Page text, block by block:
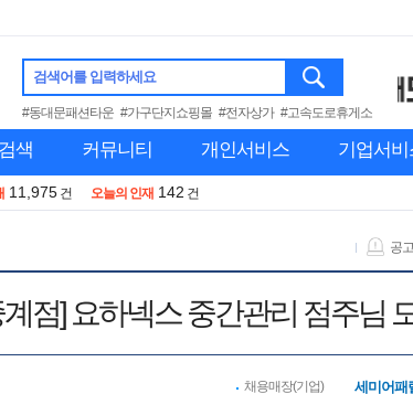
검색어를 입력하세요
#동대문패션타운 #가구단지쇼핑몰 #전자상가 #고속도로휴게소
색 커뮤니티 개인서비스 기업서비
11,975 건 오늘의 인재 142 건
공
점] 요하넥스 중간관리 점주님
채용매장(기업) 세미어패